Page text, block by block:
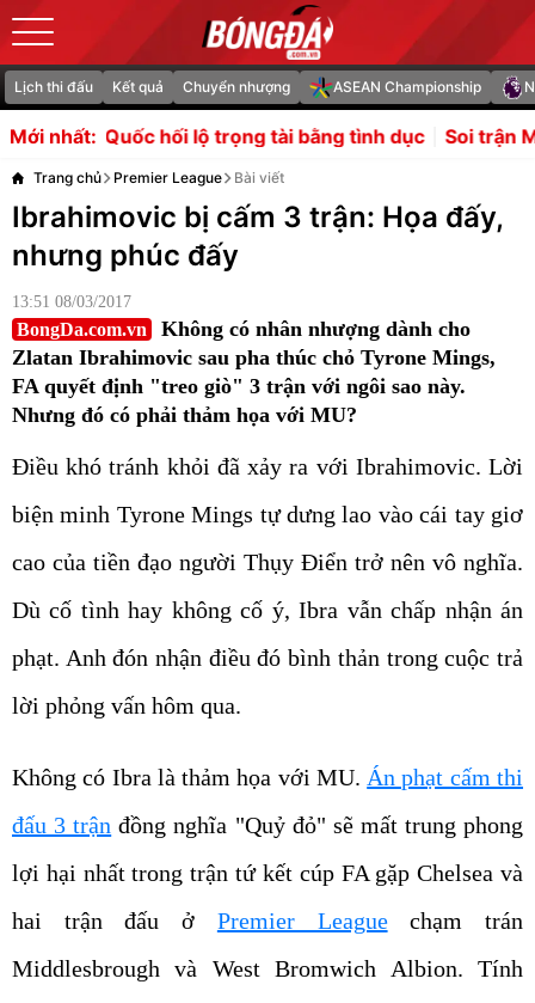
Lịch thi đấu Kết quả Chuyển nhượng ASEAN Championship
Mới nhất:
lộ trọng tài bằng tình dục Soi trận Malaysia vs
Trang chủ Premier League Bài viết
Ibrahimovic bị cấm 3 trận: Họa đấy,
nhưng phúc đấy
13:51 08/03/2017
BongDa.com.vn
Không có nhân nhượng dành cho
Zlatan Ibrahimovic sau pha thúc chỏ Tyrone Mings,
FA quyết định "treo giò" 3 trận với ngôi sao này.
Nhưng đó có phải thảm họa với MU?
Điều khó tránh khỏi đã xảy ra với Ibrahimovic. Lời
biện minh Tyrone Mings tự dưng lao vào cái tay giơ
cao của tiền đạo người Thụy Điển trở nên vô nghĩa.
Dù cố tình hay không cố ý, Ibra vẫn chấp nhận án
phạt. Anh đón nhận điều đó bình thản trong cuộc trả
lời phỏng vấn hôm qua.
Không có Ibra là thảm họa với MU. Án phạt cấm thi
đấu 3 trận đồng nghĩa "Quỷ đỏ" sẽ mất trung phong
lợi hại nhất trong trận tứ kết cúp FA gặp Chelsea và
hai trận đấu ở Premier Leaguechạm trán
Middlesbrough và West Bromwich Albion. Tính